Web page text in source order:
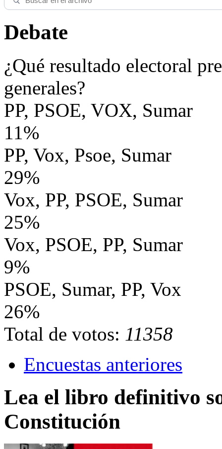
Debate
¿Qué resultado electoral
generales?
PP, PSOE, VOX, Sumar
11%
PP, Vox, Psoe, Sumar
29%
Vox, PP, PSOE, Sumar
25%
Vox, PSOE, PP, Sumar
9%
PSOE, Sumar, PP, Vox
26%
Total de votos: 11358
Encuestas anteriores
Lea el libro definitivo
Constitución